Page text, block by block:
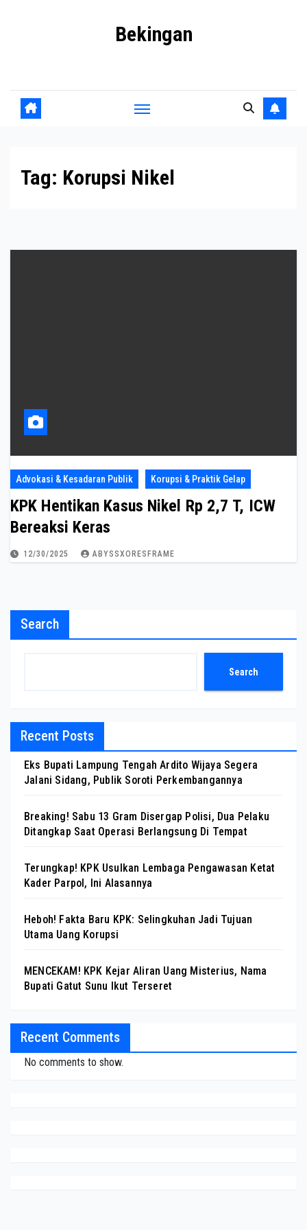
Bekingan
Tag: Korupsi Nikel
Advokasi & Kesadaran Publik Korupsi & Praktik Gelap
KPK Hentikan Kasus Nikel Rp 2,7 T, ICW
Bereaksi Keras
12/30/2025 ABYSSXORESFRAME
Search
Search
Recent Posts
Eks Bupati Lampung Tengah Ardito Wijaya Segera
Jalani Sidang, Publik Soroti Perkembangannya
Breaking! Sabu 13 Gram Disergap Polisi, Dua Pelaku
Ditangkap Saat Operasi Berlangsung Di Tempat
Terungkap! KPK Usulkan Lembaga Pengawasan Ketat
Kader Parpol, Ini Alasannya
Heboh! Fakta Baru KPK: Selingkuhan Jadi Tujuan
Utama Uang Korupsi
MENCEKAM! KPK Kejar Aliran Uang Misterius, Nama
Bupati Gatut Sunu Ikut Terseret
Recent Comments
No comments to show.